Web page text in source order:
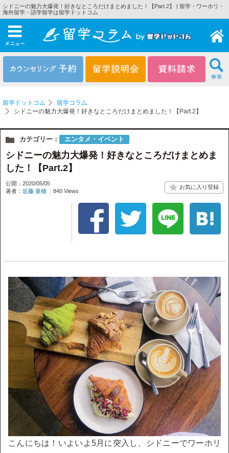
シドニーの魅力大爆発！好きなところだけまとめました！【Part.2】 | 留学・ワーホリ・
海外留学・語学留学は留学ドットコム
メニュー
留学ドットコム
留学コラム
シドニーの魅力大爆発！好きなところだけまとめました！【Part.2】
カテゴリー： エンタメ・イベント
シドニーの魅力大爆発！好きなところだけまとめま
した！【Part.2】
公開：2020/05/05
著者： 近藤 菜穂 840 Views
こんにちは！いよいよ5月に突入し、シドニーでワーホリ